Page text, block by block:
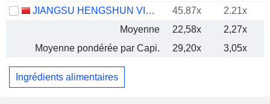
JIANGSU HENGSHUN VINEGAR-INDUSTRY CO.,LTD
45.87x
2.21x
Moyenne
22,58x
2,27x
Moyenne pondérée par Capi.
29,20x 3,05x
Ingrédients alimentaires